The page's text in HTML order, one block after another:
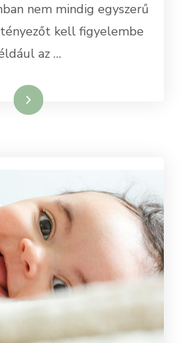
nem mindig egyszerű
kell figyelembe
az …